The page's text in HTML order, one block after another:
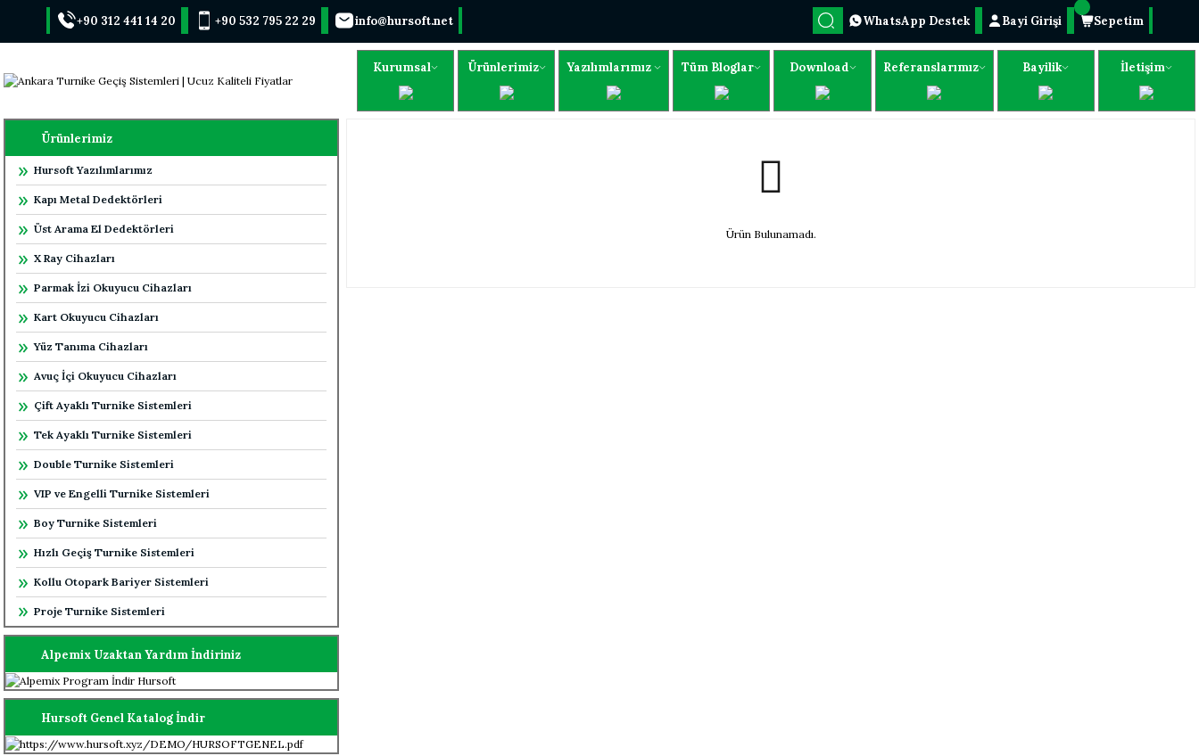
+90 312 441 14 20 +90 532 795 22 29 info@hursoft.net WhatsApp Destek Bayi Girişi Sepetim
Kurumsal Ürünlerimiz Yazılımlarımız Tüm Bloglar Download Referanslarımız Bayilik İletişim
Ürünlerimiz
Hursoft Yazılımlarımız
Kapı Metal Dedektörleri
Üst Arama El Dedektörleri
X Ray Cihazları
Parmak İzi Okuyucu Cihazları
Kart Okuyucu Cihazları
Yüz Tanıma Cihazları
Avuç İçi Okuyucu Cihazları
Çift Ayaklı Turnike Sistemleri
Tek Ayaklı Turnike Sistemleri
Double Turnike Sistemleri
VIP ve Engelli Turnike Sistemleri
Boy Turnike Sistemleri
Hızlı Geçiş Turnike Sistemleri
Kollu Otopark Bariyer Sistemleri
Proje Turnike Sistemleri
Alpemix Uzaktan Yardım İndiriniz
Hursoft Genel Katalog İndir
Ürün Bulunamadı.